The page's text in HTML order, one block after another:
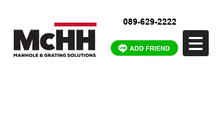
089-629-2222